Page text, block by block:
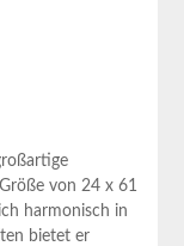
von⁤ 24⁣ x 61
harmonisch in
bietet er